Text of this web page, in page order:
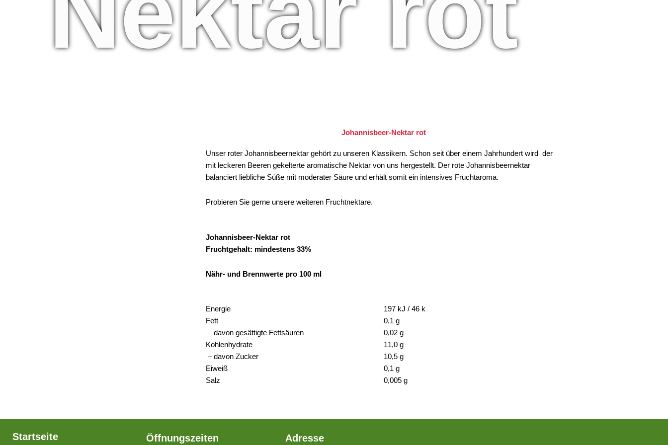
Johannisbeer-Nektar rot
Unser roter Johannisbeernektar gehört zu unseren Klassikern. Schon seit über einem Jahrhundert wird der
mit leckeren Beeren gekelterte aromatische Nektar von uns hergestellt. Der rote Johannisbeernektar
balanciert liebliche Süße mit moderater Säure und erhält somit ein intensives Fruchtaroma.
Probieren Sie gerne unsere weiteren Fruchtnektare.
Johannisbeer-Nektar rot
Fruchtgehalt: mindestens 33%
Nähr- und Brennwerte pro 100 ml
Energie
Fett
– davon gesättigte Fettsäuren
Kohlenhydrate
– davon Zucker
Eiweiß
Salz
197 kJ / 46 k
0,1 g
0,02 g
11,0 g
10,5 g
0,1 g
0,005 g
Startseite Öffnungszeiten Adresse